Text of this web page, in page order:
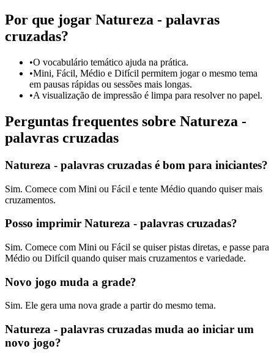
Por que jogar Natureza - palavras
cruzadas?
•O vocabulário temático ajuda na prática.
•Mini, Fácil, Médio e Difícil permitem jogar o mesmo tema
em pausas rápidas ou sessões mais longas.
•A visualização de impressão é limpa para resolver no papel.
Perguntas frequentes sobre Natureza -
palavras cruzadas
Natureza - palavras cruzadas é bom para iniciantes?
Sim. Comece com Mini ou Fácil e tente Médio quando quiser mais
cruzamentos.
Posso imprimir Natureza - palavras cruzadas?
Sim. Comece com Mini ou Fácil se quiser pistas diretas, e passe para
Médio ou Difícil quando quiser mais cruzamentos e variedade.
Novo jogo muda a grade?
Sim. Ele gera uma nova grade a partir do mesmo tema.
Natureza - palavras cruzadas muda ao iniciar um
novo jogo?